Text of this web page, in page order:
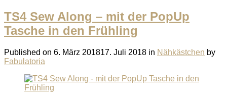
TS4 Sew Along – mit der PopUp
Tasche in den Frühling
Published on 6. März 201817. Juli 2018 in Nähkästchen by
Fabulatoria